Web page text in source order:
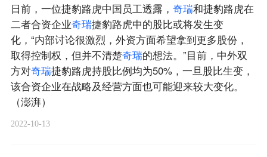
日前，一位捷豹路虎中国员工透露， 奇瑞和捷豹路虎在
二者合资企业奇瑞捷豹路虎中的股比或将发生变
化，“内部讨论很激烈，外资方面希望拿到更多股份，
取得控制权，但并不清楚奇瑞的想法。”目前，中外双
方对奇瑞捷豹路虎持股比例均为50%，一旦股比生变，
该合资企业在战略及经营方面也可能迎来较大变化。
（澎湃）
2022-10-13